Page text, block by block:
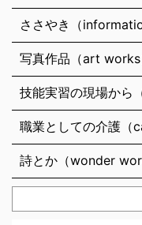
ささやき（
写真作品（art works
技能実習の現場から
職業としての介護（
詩とか（wonder